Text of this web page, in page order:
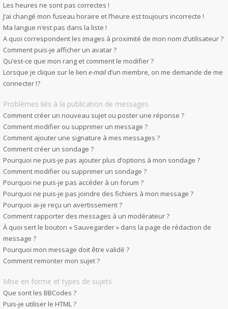
Les heures ne sont pas correctes !
J’ai changé mon fuseau horaire et l’heure est toujours incorrecte !
Ma langue n’est pas dans la liste !
A quoi correspondent les images à proximité de mon nom d’utilisateur ?
Comment puis-je afficher un avatar ?
Qu’est-ce que mon rang et comment le modifier ?
Lorsque je clique sur le lien e-maild’un membre, on me demande de me
connecter !?
Problèmes liés à la publication de messages
Comment créer un nouveau sujet ou poster une réponse ?
Comment modifier ou supprimer un message ?
Comment ajouter une signature à mes messages ?
Comment créer un sondage ?
Pourquoi ne puis-je pas ajouter plus d’options à mon sondage ?
Comment modifier ou supprimer un sondage ?
Pourquoi ne puis-je pas accéder à un forum ?
Pourquoi ne puis-je pas joindre des fichiers à mon message ?
Pourquoi ai-je reçu un avertissement ?
Comment rapporter des messages à un modérateur ?
À quoi sert le bouton « Sauvegarder » dans la page de rédaction de
message ?
Pourquoi mon message doit être validé ?
Comment remonter mon sujet ?
Mise en forme et types de sujets
Que sont les BBCodes ?
Puis-je utiliser le HTML ?